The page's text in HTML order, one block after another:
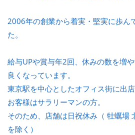
2006年の創業から着実・堅実に歩ん
た。
給与UPや賞与年2回、休みの数を増
良くなっています。
東京駅を中心としたオフィス街に出
お客様はサラリーマンの方。
そのため、店舗は日祝休み（ 牡蠣場
を除く）